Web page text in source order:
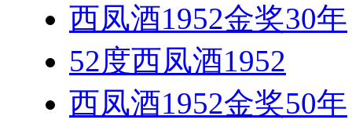
西凤酒1952金奖30年
52度西凤酒1952
西凤酒1952金奖50年